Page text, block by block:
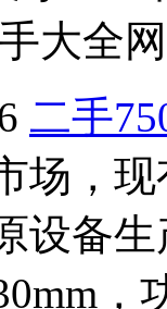
大全
二手
场，
设备
，